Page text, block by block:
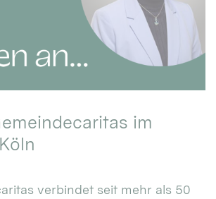
im
verbindet seit mehr als 50